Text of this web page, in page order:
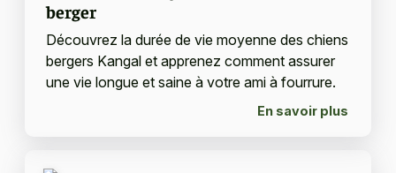
berger
Découvrez la durée de vie moyenne des chiens
bergers Kangal et apprenez comment assurer
une vie longue et saine à votre ami à fourrure.
En savoir plus